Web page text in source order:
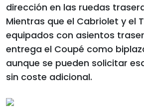
dirección en las ruedas
Mientras que el Cabriolet y el
equipados con asientos
entrega el Coupé como
aunque se pueden solicitar
sin coste adicional.